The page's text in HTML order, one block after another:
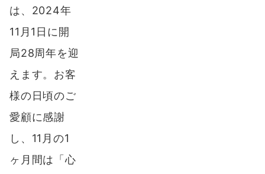
は、2024年
11月1日に開
局28周年を迎
えます。お客
様の日頃のご
愛顧に感謝
し、11月の1
ヶ月間は「心